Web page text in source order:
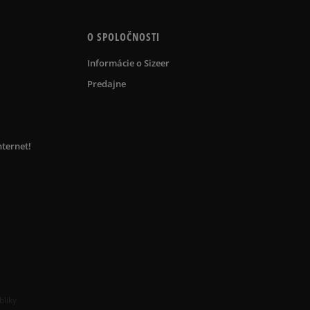
O SPOLOČNOSTI
Informácie o Sizeer
Predajne